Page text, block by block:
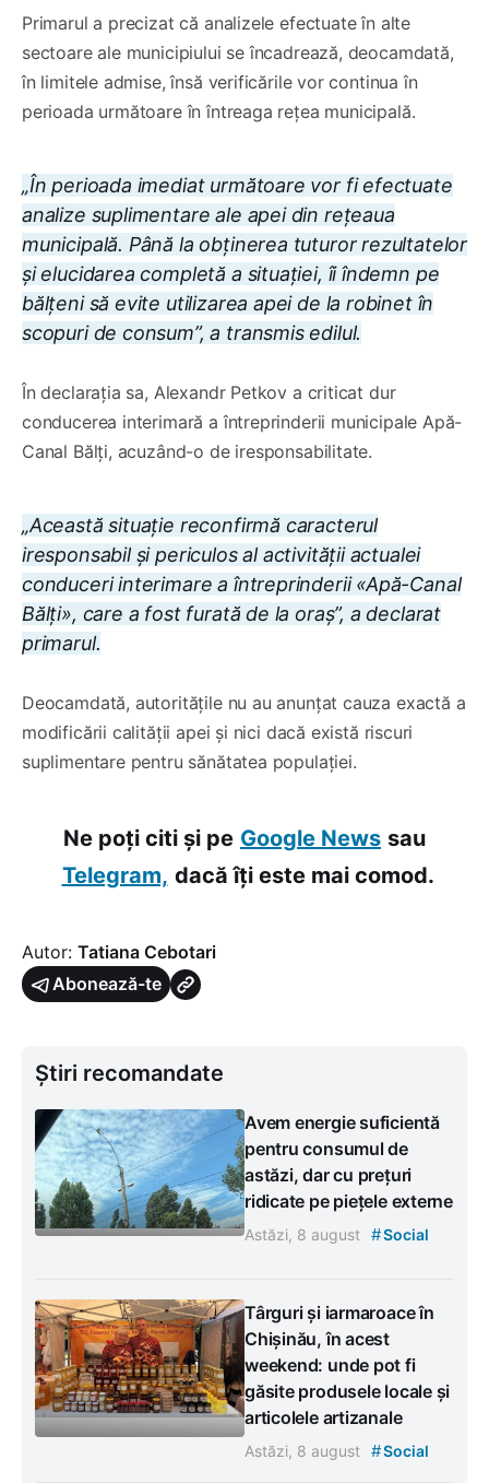
Primarul a precizat că analizele efectuate în alte
sectoare ale municipiului se încadrează, deocamdată,
în limitele admise, însă verificările vor continua în
perioada următoare în întreaga rețea municipală.
„În perioada imediat următoare vor fi efectuate
analize suplimentare ale apei din rețeaua
municipală. Până la obținerea tuturor rezultatelor
și elucidarea completă a situației, îi îndemn pe
bălțeni să evite utilizarea apei de la robinet în
scopuri de consum”, a transmis edilul.
În declarația sa, Alexandr Petkov a criticat dur
conducerea interimară a întreprinderii municipale Apă-
Canal Bălți, acuzând-o de iresponsabilitate.
„Această situație reconfirmă caracterul
iresponsabil și periculos al activității actualei
conduceri interimare a întreprinderii «Apă-Canal
Bălți», care a fost furată de la oraș”, a declarat
primarul.
Deocamdată, autoritățile nu au anunțat cauza exactă a
modificării calității apei și nici dacă există riscuri
suplimentare pentru sănătatea populației.
Ne poți citi și pe Google News sau
Telegram, dacă îți este mai comod.
Autor: Tatiana Cebotari
Abonează-te
Știri recomandate
Avem energie suficientă
pentru consumul de
astăzi, dar cu prețuri
ridicate pe piețele externe
Astăzi, 8 august #Social
Târguri și iarmaroace în
Chișinău, în acest
weekend: unde pot fi
găsite produsele locale și
articolele artizanale
Astăzi, 8 august #Social